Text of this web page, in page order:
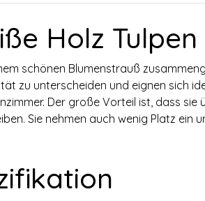
Holz Tulpen
schönen Blumenstrauß
zu unterscheiden und eignen sich
Der große Vorteil ist, dass sie
Sie nehmen auch wenig Platz ein